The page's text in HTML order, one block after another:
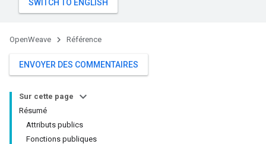
OpenWeave Référence
ENVOYER DES COMMENTAIRES
Sur cette page
Résumé
Attributs publics
Fonctions publiques